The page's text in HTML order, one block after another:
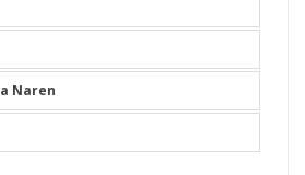
Naren